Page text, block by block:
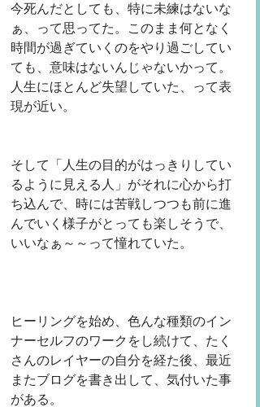
今死んだとしても、特に未練はないな
ぁ、って思ってた。このまま何となく
時間が過ぎていくのをやり過ごしてい
ても、意味はないんじゃないかって。
人生にほとんど失望していた、って表
現が近い。
そして「人生の目的がはっきりしてい
るように見える人」がそれに心から打
ち込んで、時には苦戦しつつも前に進
んでいく様子がとっても楽しそうで、
いいなぁ～～って憧れていた。
ヒーリングを始め、色んな種類のイン
ナーセルフのワークをし続けて、たく
さんのレイヤーの自分を経た後、最近
またブログを書き出して、気付いた事
がある。